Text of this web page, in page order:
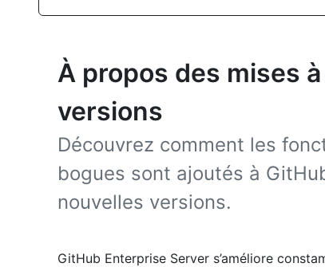
À propos des mises
versions
Découvrez comment les
bogues sont ajoutés à
nouvelles versions.
GitHub Enterprise Server s’améliore